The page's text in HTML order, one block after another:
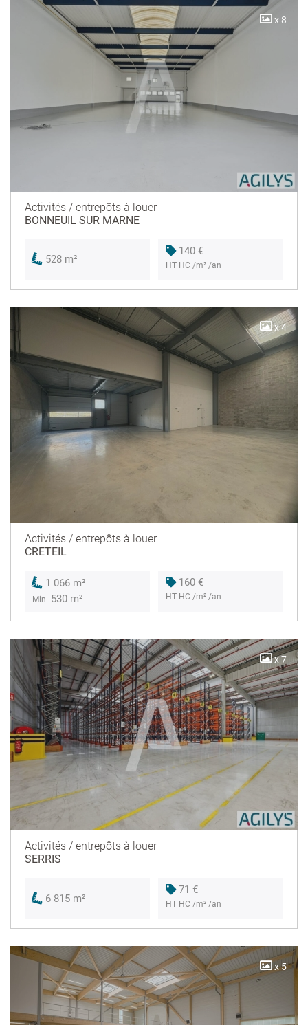
x 8
Activités / entrepôts à louer
BONNEUIL SUR MARNE
528 m²
140 €
HT HC /m² /an
x 4
Activités / entrepôts à louer
CRETEIL
1 066 m²
Min. 530 m²
160 €
HT HC /m² /an
x 7
Activités / entrepôts à louer
SERRIS
6 815 m²
71 €
HT HC /m² /an
x 5